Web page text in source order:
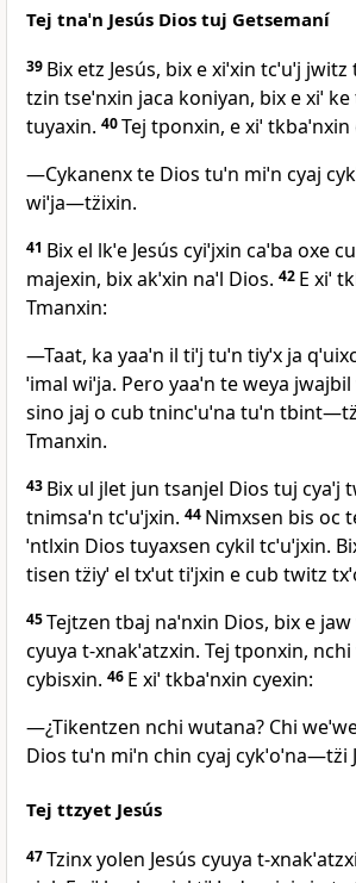
Tej tnaˈn Jesús Dios tuj Getsemaní
39 Bix etz Jesús, bix e xiˈxin tcˈuˈj
tzin tseˈnxin jaca koniyan, bix e xiˈ ke
tuyaxin. 40Tej tponxin, e xiˈ tkbaˈnxin
―Cykanenx te Dios tuˈn miˈn cyaj
wiˈja―tz̈ixin.
41 Bix el lkˈe Jesús cyiˈjxin caˈba oxe
majexin, bix akˈxin naˈl Dios. 42 E xiˈ
Tmanxin:
―Taat, ka yaaˈn il tiˈj tuˈn tiyˈx ja
ˈimal wiˈja. Pero yaaˈn te weya
sino jaj o cub tnincˈuˈna tuˈn
Tmanxin.
43 Bix ul jlet jun tsanjel Dios tuj cyaˈj
tnimsaˈn tcˈuˈjxin. 44 Nimxsen bis oc
ˈntlxin Dios tuyaxsen cykil tcˈuˈjxin.
tisen tz̈iyˈ el txˈut tiˈjxin e cub twitz
45Tejtzen tbaj naˈnxin Dios, bix e jaw
cyuya t‑xnakˈatzxin. Tej tponxin,
cybisxin. 46 E xiˈ tkbaˈnxin cyexin:
―¿Tikentzen nchi wutana? Chi
Dios tuˈn miˈn chin cyaj cykˈoˈna―tz̈i
Tej ttzyet Jesús
47Tzinx yolen Jesús cyuya